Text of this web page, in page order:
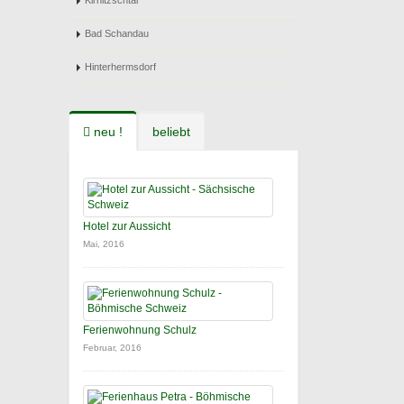
Bad Schandau
Hinterhermsdorf
neu ! beliebt
Hotel zur Aussicht
Mai, 2016
Ferienwohnung Schulz
Februar, 2016